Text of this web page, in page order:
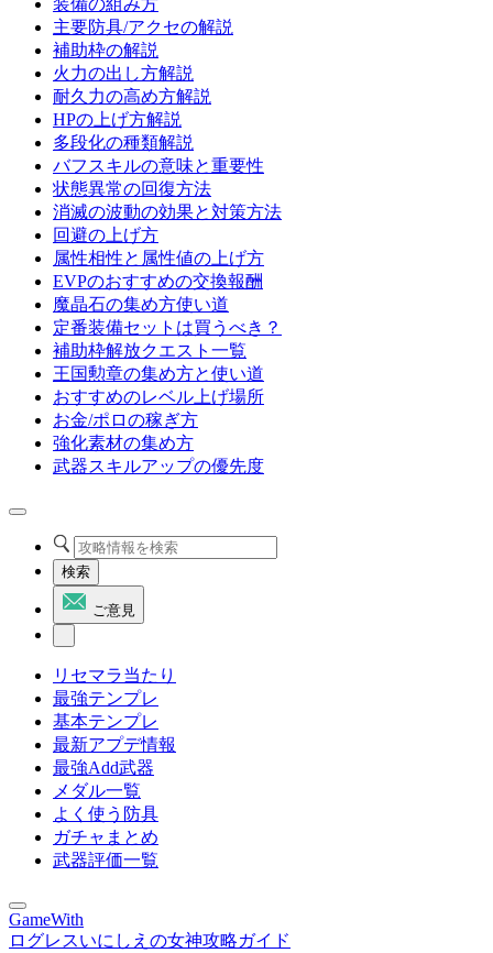
装備の組み方
主要防具/アクセの解説
補助枠の解説
火力の出し方解説
耐久力の高め方解説
HPの上げ方解説
多段化の種類解説
バフスキルの意味と重要性
状態異常の回復方法
消滅の波動の効果と対策方法
回避の上げ方
属性相性と属性値の上げ方
EVPのおすすめの交換報酬
魔晶石の集め方使い道
定番装備セットは買うべき？
補助枠解放クエスト一覧
王国勲章の集め方と使い道
おすすめのレベル上げ場所
お金/ポロの稼ぎ方
強化素材の集め方
武器スキルアップの優先度
検索
ご意見
リセマラ当たり
最強テンプレ
基本テンプレ
最新アプデ情報
最強Add武器
メダル一覧
よく使う防具
ガチャまとめ
武器評価一覧
GameWith
ログレスいにしえの女神攻略ガイド